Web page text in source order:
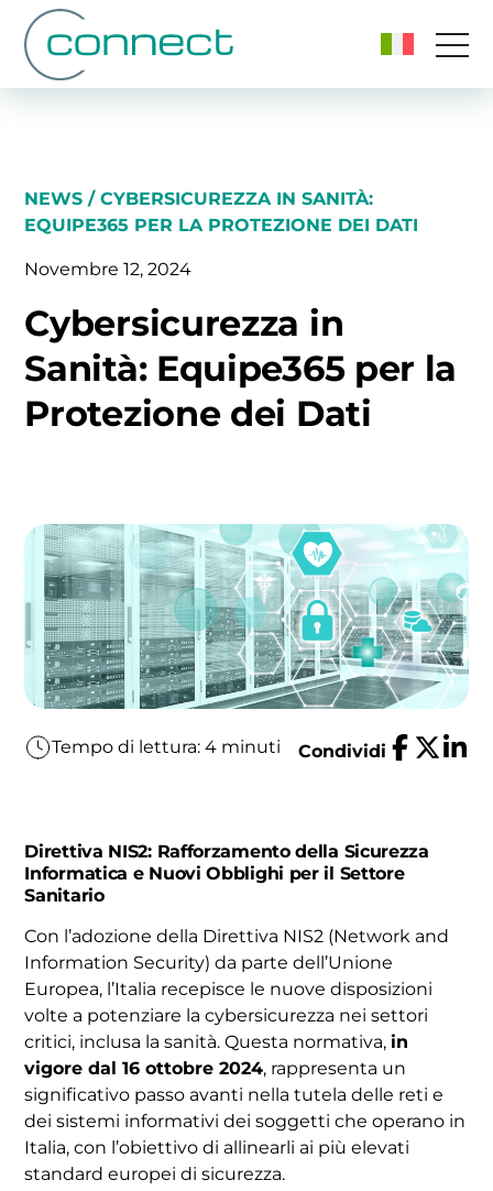
NEWS / CYBERSICUREZZA IN SANITÀ:
EQUIPE365 PER LA PROTEZIONE DEI DATI
Novembre 12, 2024
Cybersicurezza in
Sanità: Equipe365 per la
Protezione dei Dati
Tempo di lettura: 4 minuti Condividi
Direttiva NIS2: Rafforzamento della Sicurezza
Informatica e Nuovi Obblighi per il Settore
Sanitario
Con l’adozione della Direttiva NIS2 (Network and
Information Security) da parte dell’Unione
Europea, l’Italia recepisce le nuove disposizioni
volte a potenziare la cybersicurezza nei settori
critici, inclusa la sanità. Questa normativa, in
vigore dal 16 ottobre 2024, rappresenta un
significativo passo avanti nella tutela delle reti e
dei sistemi informativi dei soggetti che operano in
Italia, con l’obiettivo di allinearli ai più elevati
standard europei di sicurezza.